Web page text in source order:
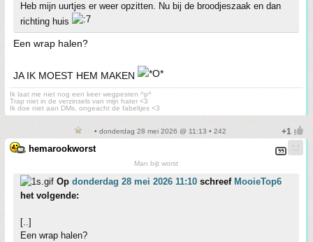
Heb mijn uurtjes er weer opzitten. Nu bij de broodjeszaak en dan
richting huis
Een wrap halen?
JA IK MOEST HEM MAKEN
Ik laat me niet nog een keer wegpesten ^p^
Trap niet in de verzinsels van mijn hater <3
Ik doe niet aan DMs, ongeacht de fabeltjes <3
• donderdag 28 mei 2026 @ 11:13 • 242
hemarookworst
Man bijt worst
Op donderdag 28 mei 2026 11:10 schreef MooieTop6
het volgende:
[..]
Een wrap halen?